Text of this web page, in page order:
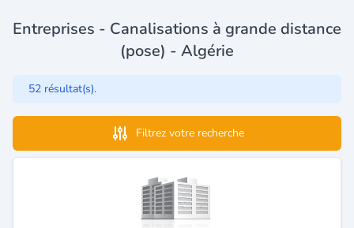
Entreprises - Canalisations à grande distance
(pose) - Algérie
52 résultat(s).
Filtrez votre recherche